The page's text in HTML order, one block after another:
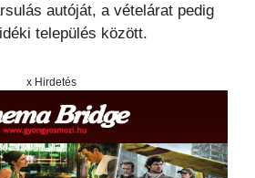
autóját, a vételárat pedig
település között.
x Hirdetés